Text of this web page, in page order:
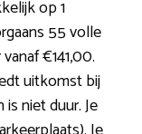
op 1
55 volle
€141,00.
uitkomst bij
niet duur. Je